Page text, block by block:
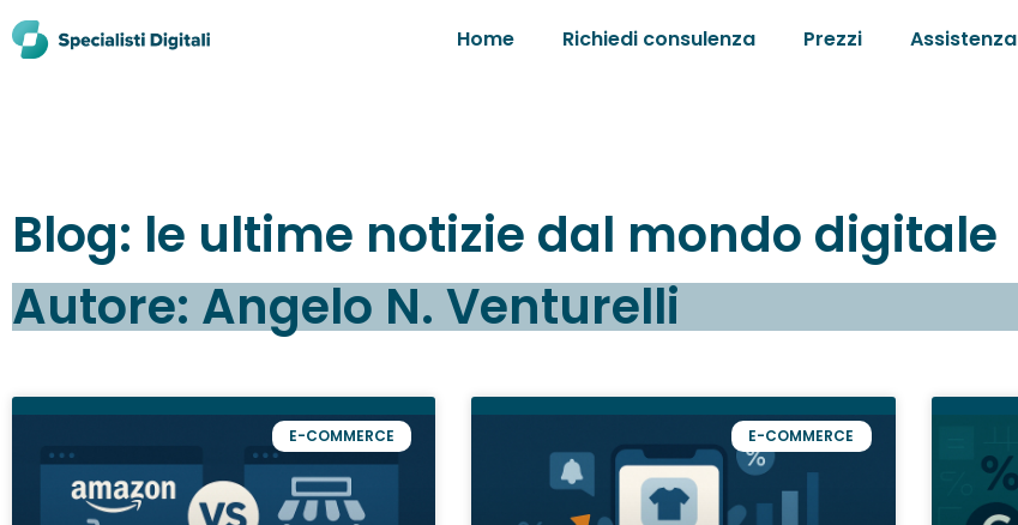
Home Richiedi consulenza Prezzi Assistenza
Blog: le ultime notizie dal mondo digitale
Autore: Angelo N. Venturelli
E-COMMERCE E-COMMERCE